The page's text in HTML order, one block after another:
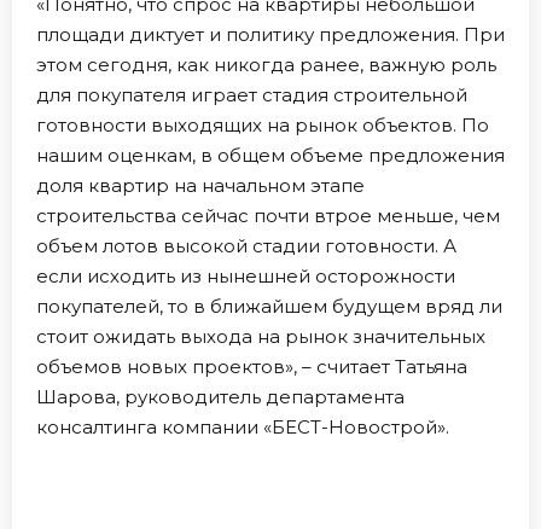
площади диктует и политику предложения. При
этом сегодня, как никогда ранее, важную роль
для покупателя играет стадия строительной
готовности выходящих на рынок объектов. По
нашим оценкам, в общем объеме предложения
доля квартир на начальном этапе
строительства сейчас почти втрое меньше, чем
объем лотов высокой стадии готовности. А
если исходить из нынешней осторожности
покупателей, то в ближайшем будущем вряд ли
стоит ожидать выхода на рынок значительных
объемов новых проектов», – считает Татьяна
Шарова, руководитель департамента
консалтинга компании «БЕСТ-Новострой».